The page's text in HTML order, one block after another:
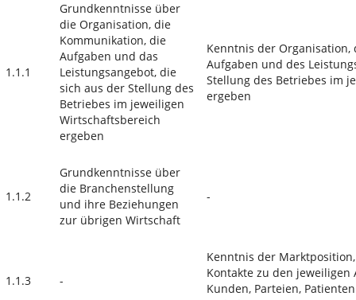
1.1.1
Grundkenntnisse über
die Organisation, die
Kommunikation, die
Aufgaben und das
Leistungsangebot, die
sich aus der Stellung des
Betriebes im jeweiligen
Wirtschaftsbereich
ergeben
Kenntnis der
Aufgaben und des
Stellung des Betriebes im
ergeben
1.1.2
Grundkenntnisse über
die Branchenstellung
und ihre Beziehungen
zur übrigen Wirtschaft
-
1.1.3 -
Kenntnis der
Kontakte zu den
Kunden, Parteien,